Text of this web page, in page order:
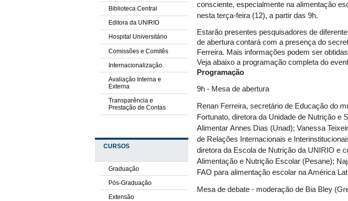
Biblioteca Central
Editora da UNIRIO
Hospital Universitário
Comissões e Comitês
Internacionalização
Avaliação Interna e
Externa
Transparência e
Prestação de Contas
CURSOS
Graduação
Pós-Graduação
Extensão
consciente, especialmente na alimentação
nesta terça-feira (12), a partir das 9h.
Estarão presentes pesquisadores de
de abertura contará com a presença do
Ferreira. Mais informações podem ser
Veja abaixo a programação completa do
Programação
9h - Mesa de abertura
Renan Ferreira, secretário de Educação do
Fortunato, diretora da Unidade de Nutrição e
Alimentar Annes Dias (Unad); Vanessa
de Relações Internacionais e
diretora da Escola de Nutrição da UNIRIO e
Alimentação e Nutrição Escolar (Pesane);
FAO para alimentação escolar na América
Mesa de debate - moderação de Bia Bley